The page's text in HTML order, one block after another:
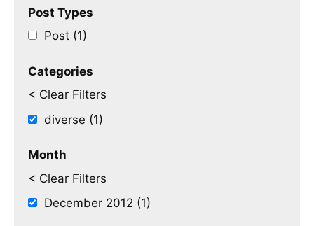
Post Types
Post (1)
Categories
< Clear Filters
diverse (1)
Month
< Clear Filters
December 2012 (1)